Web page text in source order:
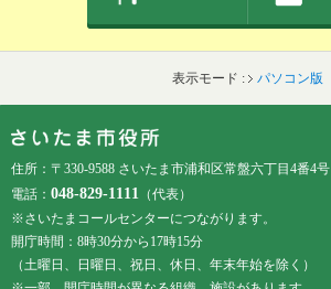
表示モード : パソコン版
住所：〒330-9588 さいたま市浦和区常盤六丁目4番4号
電話： 048-829-1111 （代表）
※さいたまコールセンターにつながります。
開庁時間：8時30分から17時15分
（土曜日、日曜日、祝日、休日、年末年始を除く）